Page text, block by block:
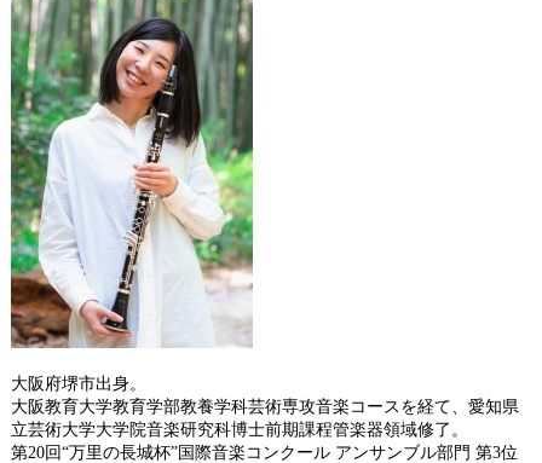
大阪府堺市出身。
大阪教育大学教育学部教養学科芸術専攻音楽コースを経て、愛知県
立芸術大学大学院音楽研究科博士前期課程管楽器領域修了。
第20回“万里の長城杯”国際音楽コンクール アンサンブル部門 第3位